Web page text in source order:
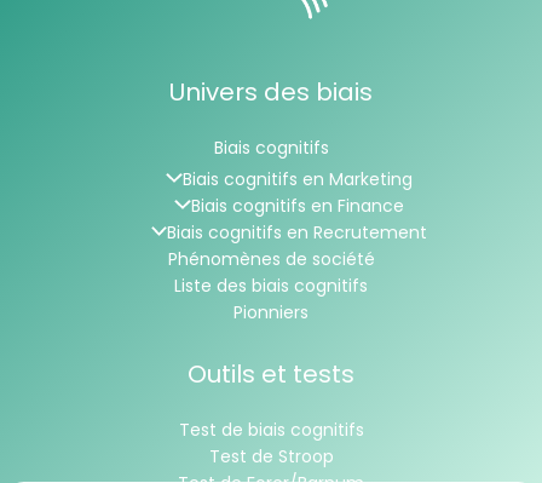
Univers des biais
Biais cognitifs
Biais cognitifs en Marketing
Biais cognitifs en Finance
Biais cognitifs en Recrutement
Phénomènes de société
Liste des biais cognitifs
Pionniers
Outils et tests
Test de biais cognitifs
Test de Stroop